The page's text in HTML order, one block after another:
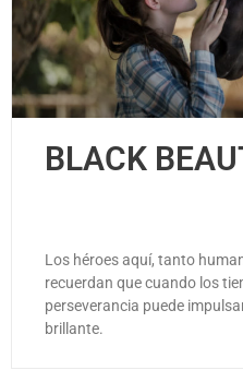
BLACK
Los héroes aquí, tanto
recuerdan que cuando los
perseverancia puede
brillante.